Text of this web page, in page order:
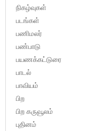
நிகழ்வுகள்
படங்கள்
பணிமலர்
பண்பாடு
பயணக்கட்டுரை
பாடல்
பாவியம்
பிற
பிற கருவூலம்
புதினம்